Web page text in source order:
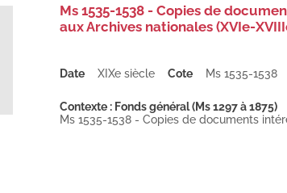
Ms 1535-1538 - Copies de
aux Archives nationales (XVIe-
Date XIXe siècle Cote Ms 1535-1538
Contexte : Fonds général (Ms 1297 à 1875)
Ms 1535-1538 - Copies de documents